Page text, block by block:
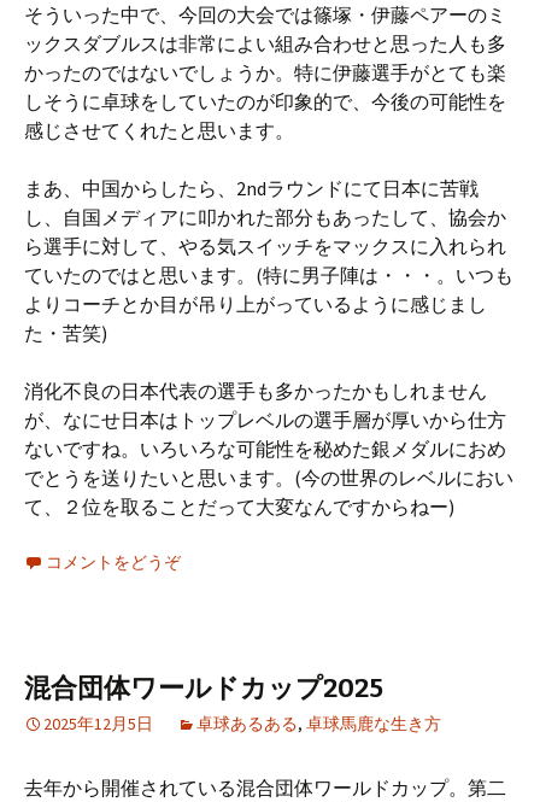
そういった中で、今回の大会では篠塚・伊藤ペアーのミ
ックスダブルスは非常によい組み合わせと思った人も多
かったのではないでしょうか。特に伊藤選手がとても楽
しそうに卓球をしていたのが印象的で、今後の可能性を
感じさせてくれたと思います。
まあ、中国からしたら、2ndラウンドにて日本に苦戦
し、自国メディアに叩かれた部分もあったして、協会か
ら選手に対して、やる気スイッチをマックスに入れられ
ていたのではと思います。(特に男子陣は・・・。いつも
よりコーチとか目が吊り上がっているように感じまし
た・苦笑)
消化不良の日本代表の選手も多かったかもしれません
が、なにせ日本はトップレベルの選手層が厚いから仕方
ないですね。いろいろな可能性を秘めた銀メダルにおめ
でとうを送りたいと思います。(今の世界のレベルにおい
て、２位を取ることだって大変なんですからねー)
コメントをどうぞ
混合団体ワールドカップ2025
2025年12月5日 卓球あるある, 卓球馬鹿な生き方
去年から開催されている混合団体ワールドカップ。第二